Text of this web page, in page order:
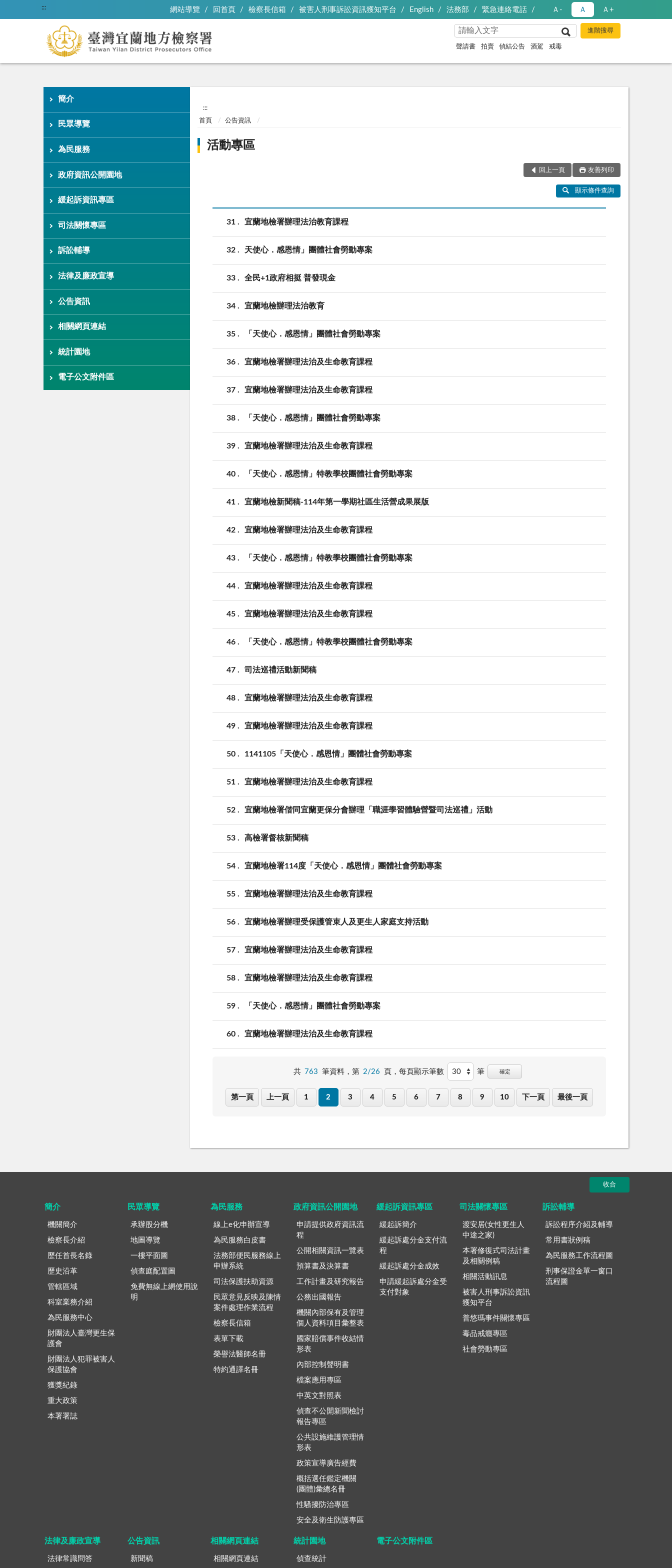
::: 網站導覽 回首頁 檢察長信箱 被害人刑事訴訟資訊獲知平台 English 法務部 緊急連絡電話 Ａ- Ａ Ａ+
聲請書 拍賣 偵結公告 酒駕 戒毒
簡介
民眾導覽
為民服務
政府資訊公開園地
緩起訴資訊專區
司法關懷專區
訴訟輔導
法律及廉政宣導
公告資訊
相關網頁連結
統計園地
電子公文附件區
:::
首頁 公告資訊
活動專區
回上一頁 友善列印
顯示條件查詢
31 宜蘭地檢署辦理法治教育課程
32 天使心．感恩情」團體社會勞動專案
33 全民+1政府相挺 普發現金
34 宜蘭地檢辦理法治教育
35 「天使心．感恩情」團體社會勞動專案
36 宜蘭地檢署辦理法治及生命教育課程
37 宜蘭地檢署辦理法治及生命教育課程
38 「天使心．感恩情」團體社會勞動專案
39 宜蘭地檢署辦理法治及生命教育課程
40 「天使心．感恩情」特教學校團體社會勞動專案
41 宜蘭地檢新聞稿-114年第一學期社區生活營成果展版
42 宜蘭地檢署辦理法治及生命教育課程
43 「天使心．感恩情」特教學校團體社會勞動專案
44 宜蘭地檢署辦理法治及生命教育課程
45 宜蘭地檢署辦理法治及生命教育課程
46 「天使心．感恩情」特教學校團體社會勞動專案
47 司法巡禮活動新聞稿
48 宜蘭地檢署辦理法治及生命教育課程
49 宜蘭地檢署辦理法治及生命教育課程
50 1141105「天使心．感恩情」團體社會勞動專案
51 宜蘭地檢署辦理法治及生命教育課程
52 宜蘭地檢署偕同宜蘭更保分會辦理「職涯學習體驗營暨司法巡禮」活動
53 高檢署督核新聞稿
54 宜蘭地檢署114度「天使心．感恩情」團體社會勞動專案
55 宜蘭地檢署辦理法治及生命教育課程
56 宜蘭地檢署辦理受保護管束人及更生人家庭支持活動
57 宜蘭地檢署辦理法治及生命教育課程
58 宜蘭地檢署辦理法治及生命教育課程
59 「天使心．感恩情」團體社會勞動專案
60 宜蘭地檢署辦理法治及生命教育課程
共 763 筆資料，第 2/26 頁， 每頁顯示筆數 筆 確定
第一頁 上一頁 1 2 3 4 5 6 7 8 9 10 下一頁 最後一頁
收合
簡介
機關簡介
檢察長介紹
歷任首長名錄
歷史沿革
管轄區域
科室業務介紹
為民服務中心
財團法人臺灣更生保
護會
財團法人犯罪被害人
保護協會
獲獎紀錄
重大政策
本署署誌
民眾導覽
承辦股分機
地圖導覽
一樓平面圖
偵查庭配置圖
免費無線上網使用說
明
為民服務
線上e化申辦宣導
為民服務白皮書
法務部便民服務線上
申辦系統
司法保護扶助資源
民眾意見反映及陳情
案件處理作業流程
檢察長信箱
表單下載
榮譽法醫師名冊
特約通譯名冊
政府資訊公開園地
申請提供政府資訊流
程
公開相關資訊一覽表
預算書及決算書
工作計畫及研究報告
公務出國報告
機關內部保有及管理
個人資料項目彙整表
國家賠償事件收結情
形表
內部控制聲明書
檔案應用專區
中英文對照表
偵查不公開新聞檢討
報告專區
公共設施維護管理情
形表
政策宣導廣告經費
概括選任鑑定機關
(團體)彙總名冊
性騷擾防治專區
安全及衛生防護專區
緩起訴資訊專區
緩起訴簡介
緩起訴處分金支付流
程
緩起訴處分金成效
申請緩起訴處分金受
支付對象
司法關懷專區
渡安居(女性更生人
中途之家)
本署修復式司法計畫
及相關例稿
相關活動訊息
被害人刑事訴訟資訊
獲知平台
普悠瑪事件關懷專區
毒品戒癮專區
社會勞動專區
訴訟輔導
訴訟程序介紹及輔導
常用書狀例稿
為民服務工作流程圖
刑事保證金單一窗口
流程圖
法律及廉政宣導
法律常識問答
公告資訊
新聞稿
相關網頁連結
相關網頁連結
統計園地
偵查統計
電子公文附件區